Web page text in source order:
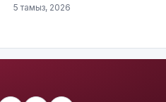
5 тамыз, 2026